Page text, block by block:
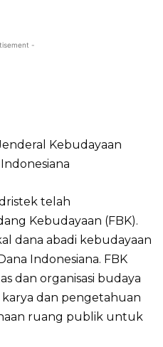
-
Kebudayaan
telah
Kebudayaan (FBK).
dana abadi kebudayaan
Indonesiana. FBK
dan organisasi budaya
dan pengetahuan
ruang publik untuk